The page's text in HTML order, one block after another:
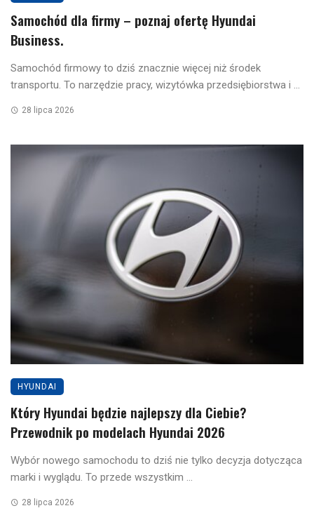
Samochód dla firmy – poznaj ofertę Hyundai
Business.
Samochód firmowy to dziś znacznie więcej niż środek
transportu. To narzędzie pracy, wizytówka przedsiębiorstwa i ...
28 lipca 2026
HYUNDAI
Który Hyundai będzie najlepszy dla Ciebie?
Przewodnik po modelach Hyundai 2026
Wybór nowego samochodu to dziś nie tylko decyzja dotycząca
marki i wyglądu. To przede wszystkim ...
28 lipca 2026